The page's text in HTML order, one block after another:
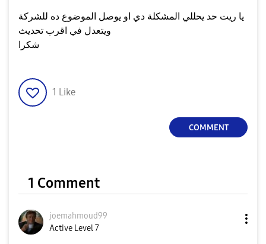
يا ريت حد يحللي المشكلة دي او يوصل الموضوع ده للشركة
ويتعدل في اقرب تحديث
1 Like
COMMENT
1 Comment
joemahmoud99
Active Level 7